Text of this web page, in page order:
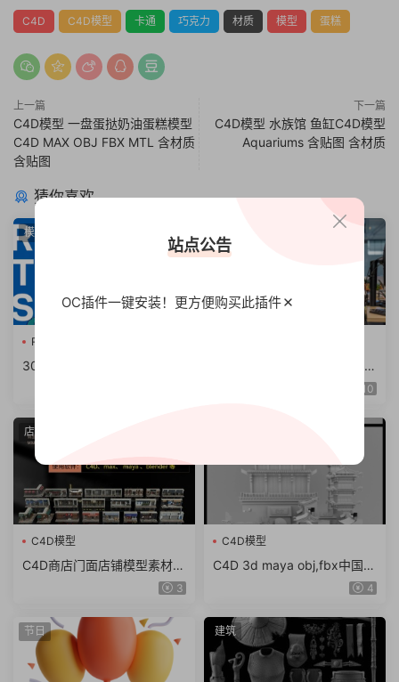
C4D C4D模型 卡通 巧克力 材质 模型 蛋糕
上一篇
C4D模型 一盘蛋挞奶油蛋糕模型
C4D MAX OBJ FBX MTL 含材质
含贴图
下一篇
C4D模型 水族馆 鱼缸C4D模型
Aquariums 含贴图 含材质
猜你喜欢
模型
Redshift卡通
30组C4D Redshift卡通着色
阿诺德渲染器C4D插件Cinem
a 4D To Arnold v4.6.8.1 WI10
店面
C4D模型
C4D商店门面店铺模型素材
max obj fbx ma KitBash3D3
C4D模型
C4D 3d maya obj,fbx中国风
东方古建筑临安长安城古城街
4
节日 建筑
站点公告
OC插件一键安装！更方便购买此插件